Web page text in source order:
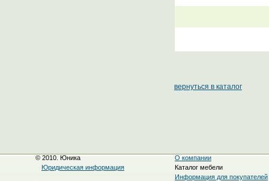
вернуться в каталог
© 2010. Юника
Юридическая информация
О компании
Каталог мебели
Информация для покупателей